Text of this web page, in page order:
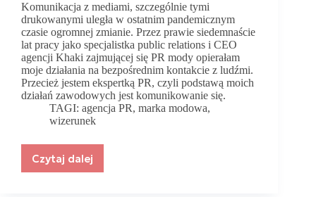
Komunikacja z mediami, szczególnie tymi
drukowanymi uległa w ostatnim pandemicznym
czasie ogromnej zmianie. Przez prawie siedemnaście
lat pracy jako specjalistka public relations i CEO
agencji Khaki zajmującej się PR mody opierałam
moje działania na bezpośrednim kontakcie z ludźmi.
Przecież jestem ekspertką PR, czyli podstawą moich
działań zawodowych jest komunikowanie się.
TAGI: agencja PR,marka modowa,
wizerunek
Czytaj dalej
Jak